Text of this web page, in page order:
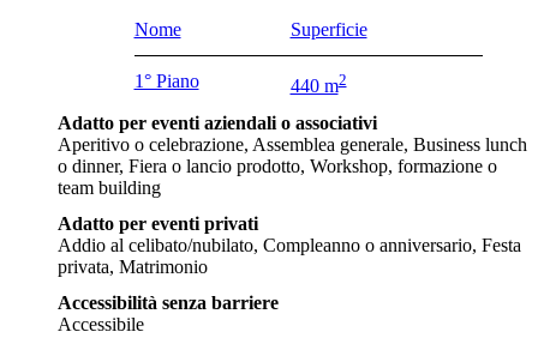
Nome Superficie
1° Piano 440 m2
Adatto per eventi aziendali o associativi
Aperitivo o celebrazione, Assemblea generale, Business lunch
o dinner, Fiera o lancio prodotto, Workshop, formazione o
team building
Adatto per eventi privati
Addio al celibato/nubilato, Compleanno o anniversario, Festa
privata, Matrimonio
Accessibilità senza barriere
Accessibile